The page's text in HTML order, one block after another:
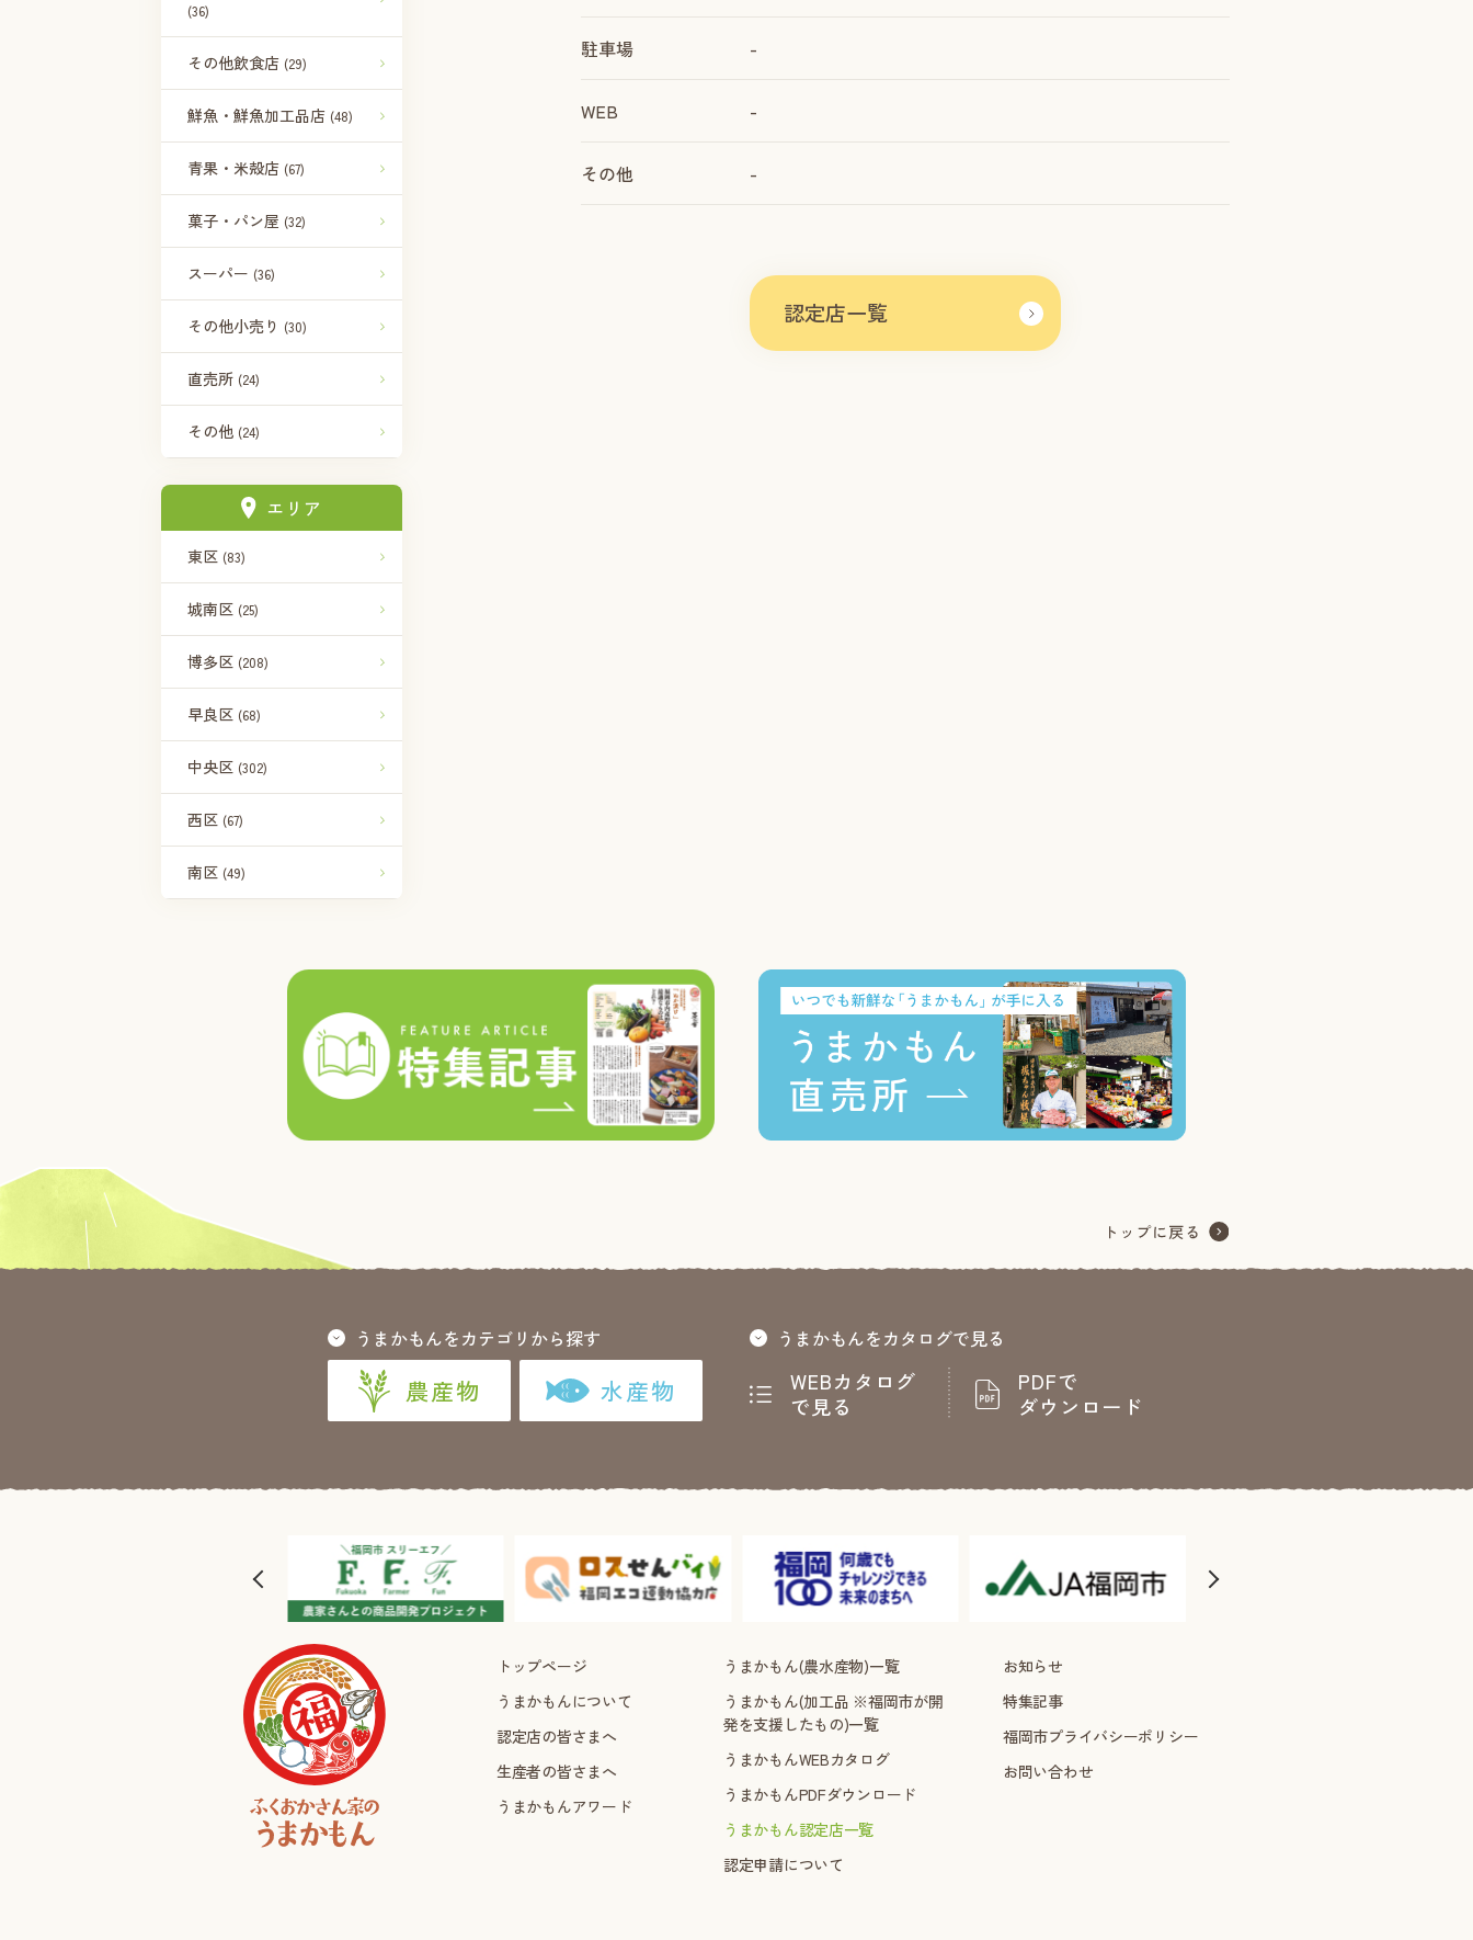
(36)
その他飲食店 (29)
鮮魚・鮮魚加工品店 (48)
青果・米殻店 (67)
菓子・パン屋 (32)
スーパー (36)
その他小売り (30)
直売所 (24)
その他 (24)
エリア
東区 (83)
城南区 (25)
博多区 (208)
早良区 (68)
中央区 (302)
西区 (67)
南区 (49)
駐車場 -
WEB -
その他 -
認定店一覧
うまかもんをカテゴリから探す
農産物 水産物
うまかもんをカタログで見る
WEBカタログ
で見る
PDFで
ダウンロード
トップページ
うまかもんについて
認定店の皆さまへ
生産者の皆さまへ
うまかもんアワード
うまかもん(農水産物)一覧
うまかもん(加工品 ※福岡市が開
発を支援したもの)一覧
うまかもんWEBカタログ
うまかもんPDFダウンロード
うまかもん認定店一覧
認定申請について
お知らせ
特集記事
福岡市プライバシーポリシー
お問い合わせ